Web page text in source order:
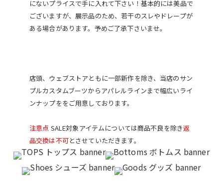
にないプライスで手に入れて下さい！基本的には美品で
ございますが、展示品のため、若干のスレやドレープが
ある場合があります。予めご了承下さいませ。
店頭、ウェブストアともに一部新作を除き、当店のサン
プルカスタムブーツからアパレルラインまで幅広いライ
ンナップををご用意しております。
注意点 SALE対象アイテムについては商品不良を除き返
品交換は不可とさせていただきます。